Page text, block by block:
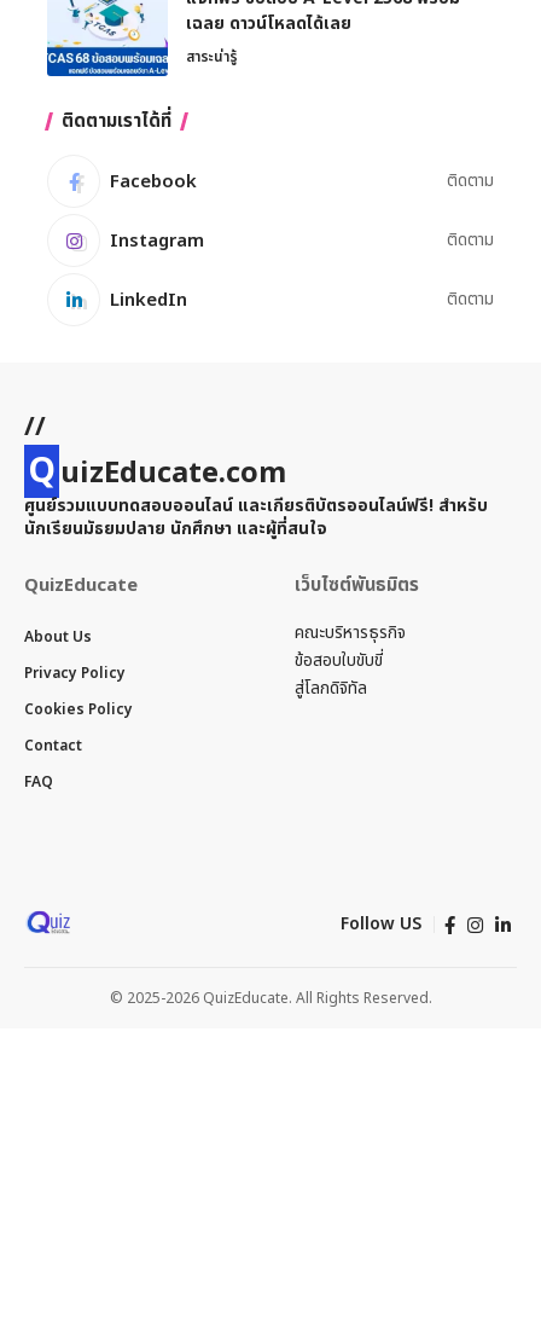
เฉลย ดาวน์โหลดได้เลย
สาระน่ารู้
ติดตามเราได้ที่
Facebook ติดตาม
Instagram ติดตาม
LinkedIn ติดตาม
//
QuizEducate.com
ศูนย์รวมแบบทดสอบออนไลน์ และเกียรติบัตรออนไลน์ฟรี! สำหรับ
นักเรียนมัธยมปลาย นักศึกษา และผู้ที่สนใจ
QuizEducate
About Us
Privacy Policy
Cookies Policy
Contact
FAQ
เว็บไซต์พันธมิตร
คณะบริหารธุรกิจ
ข้อสอบใบขับขี่
สู่โลกดิจิทัล
Follow US
© 2025-2026 QuizEducate. All Rights Reserved.